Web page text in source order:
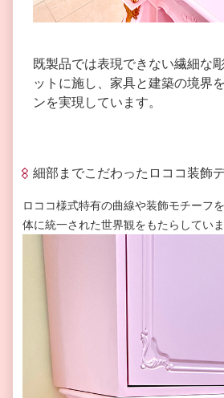
既製品では表現できない繊細な
ットに施し、家具と建築の境界
ンを実現しています。
細部までこだわったロココ装飾
ロココ様式特有の曲線や装飾モチーフ
体に統一された世界観をもたらしていま